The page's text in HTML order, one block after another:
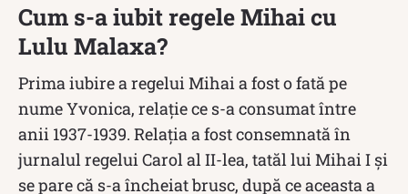
Cum s-a iubit regele Mihai cu
Lulu Malaxa?
Prima iubire a regelui Mihai a fost o fată pe
nume Yvonica, relație ce s-a consumat între
anii 1937-1939. Relația a fost consemnată în
jurnalul regelui Carol al II-lea, tatăl lui Mihai I și
se pare că s-a încheiat brusc, după ce aceasta a